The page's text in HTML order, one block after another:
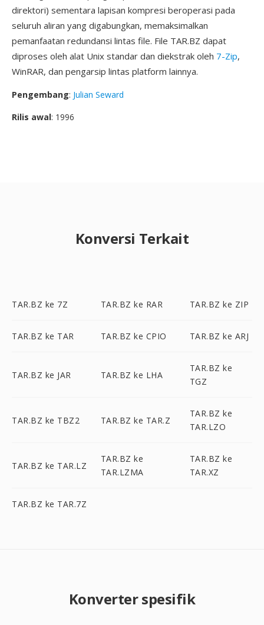
direktori) sementara lapisan kompresi beroperasi pada
seluruh aliran yang digabungkan, memaksimalkan
pemanfaatan redundansi lintas file. File TAR.BZ dapat
diproses oleh alat Unix standar dan diekstrak oleh 7-Zip,
WinRAR, dan pengarsip lintas platform lainnya.
Pengembang: Julian Seward
Rilis awal: 1996
Konversi Terkait
TAR.BZ ke 7Z TAR.BZ ke RAR TAR.BZ ke ZIP
TAR.BZ ke TAR TAR.BZ ke CPIO TAR.BZ ke ARJ
TAR.BZ ke JAR TAR.BZ ke LHA
TAR.BZ ke
TGZ
TAR.BZ ke TBZ2 TAR.BZ ke TAR.Z
TAR.BZ ke
TAR.LZO
TAR.BZ ke TAR.LZ
TAR.BZ ke
TAR.LZMA
TAR.BZ ke
TAR.XZ
TAR.BZ ke TAR.7Z
Konverter spesifik